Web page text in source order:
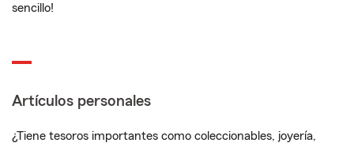
sencillo!
Artículos personales
¿Tiene tesoros importantes como coleccionables, joyería,